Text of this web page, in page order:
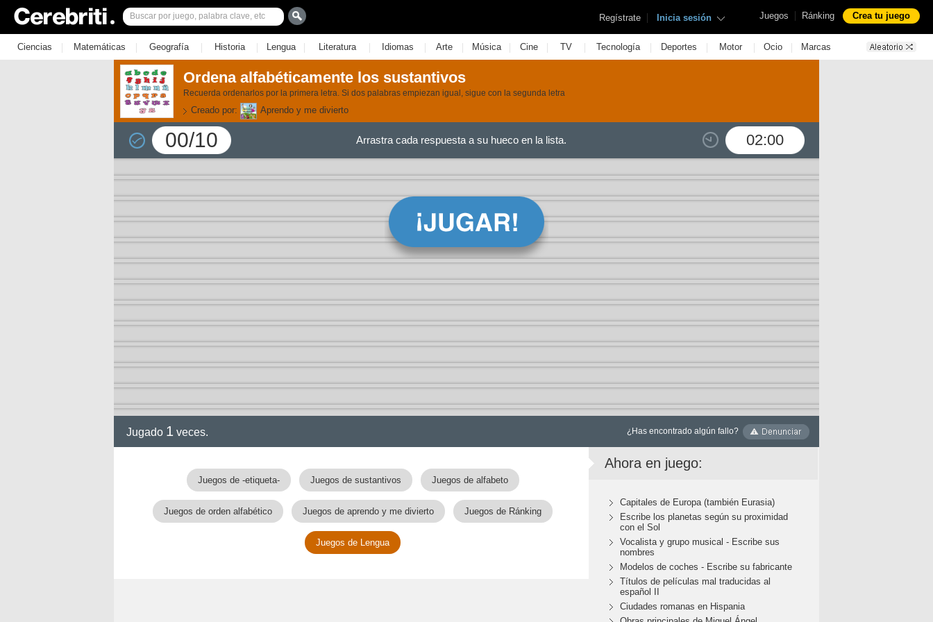
Juegos | Ránking Crea tu juego
Regístrate | Inicia sesión
Ciencias | Matemáticas | Geografía | Historia | Lengua | Literatura | Idiomas | Arte | Música | Cine | TV | Tecnología | Deportes | Motor | Ocio | Marcas
Ordena alfabéticamente los sustantivos
Recuerda ordenarlos por la primera letra. Si dos palabras empiezan igual, sigue con la segunda letra
Creado por: Aprendo y me divierto
00/10 02:00
Arrastra cada respuesta a su hueco en la lista.
Jugado 1 veces. ¿Has encontrado algún fallo?
Juegos de -etiqueta- Juegos de sustantivos Juegos de alfabeto
Juegos de orden alfabético Juegos de aprendo y me divierto Juegos de Ránking
Juegos de Lengua
Ahora en juego:
Capitales de Europa (también Eurasia)
Escribe los planetas según su proximidad
con el Sol
Vocalista y grupo musical - Escribe sus
nombres
Modelos de coches - Escribe su fabricante
Títulos de películas mal traducidas al
español II
Ciudades romanas en Hispania